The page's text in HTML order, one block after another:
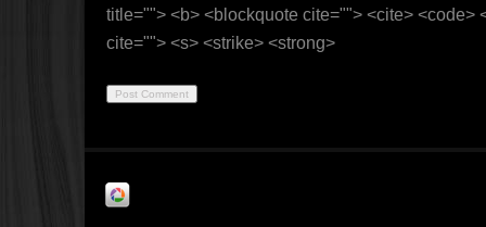
title=""> <b> <blockquote cite=""> <cite> <code>
cite=""> <s> <strike> <strong>